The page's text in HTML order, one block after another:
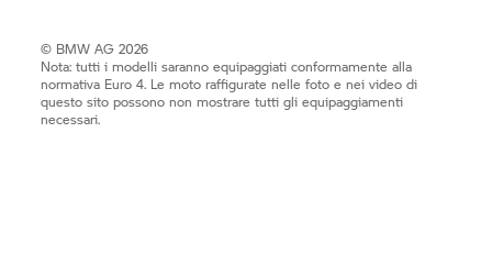
© BMW AG 2026
Nota: tutti i modelli saranno equipaggiati conformamente alla
normativa Euro 4. Le moto raffigurate nelle foto e nei video di
questo sito possono non mostrare tutti gli equipaggiamenti
necessari.